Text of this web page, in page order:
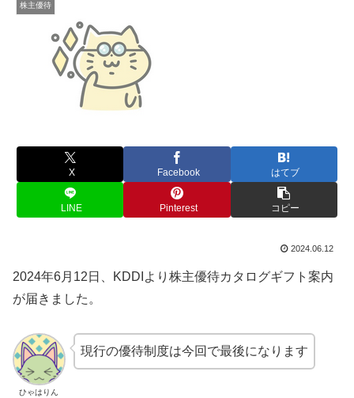
株主優待
X Facebook はてブ
LINE Pinterest コピー
2024.06.12
2024年6月12日、KDDIより株主優待カタログギフト案内
が届きました。
ひゃはりん
現行の優待制度は今回で最後になります